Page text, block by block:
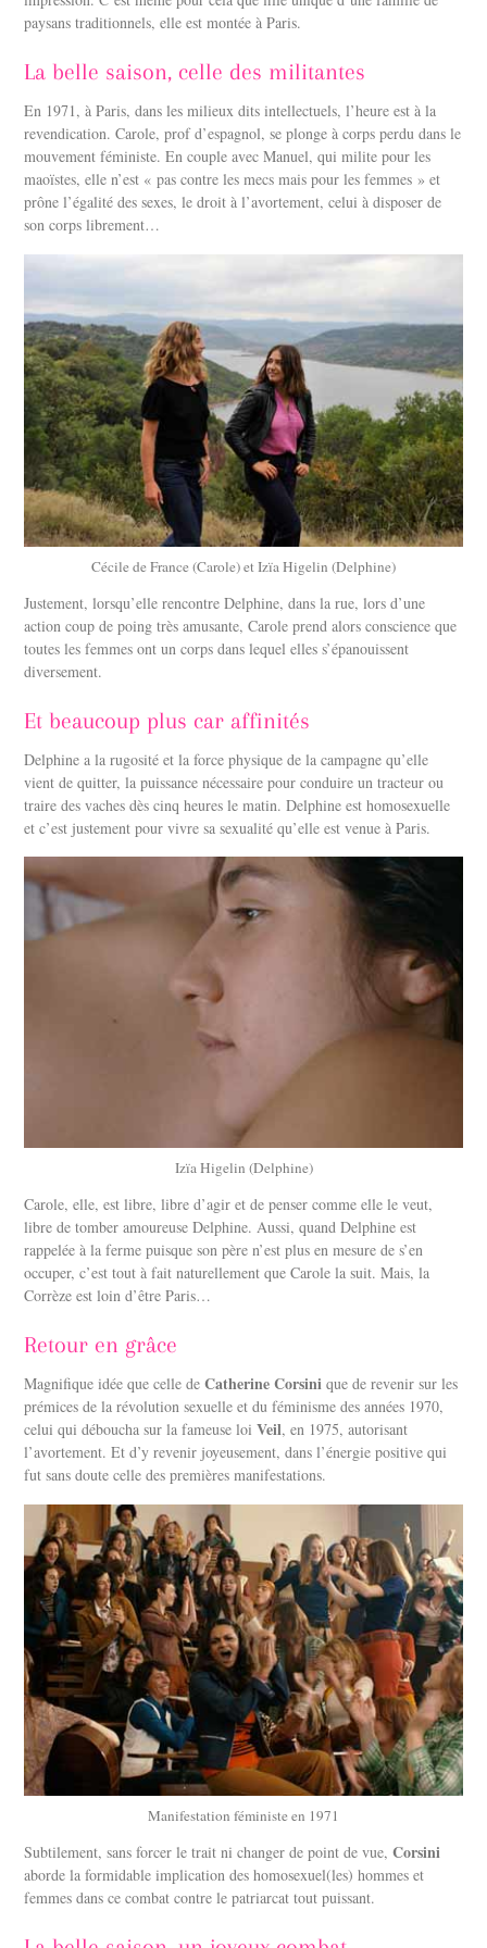
paysans traditionnels, elle est montée à Paris.
La belle saison, celle des militantes
En 1971, à Paris, dans les milieux dits intellectuels, l’heure est à la
revendication. Carole, prof d’espagnol, se plonge à corps perdu dans le
mouvement féministe. En couple avec Manuel, qui milite pour les
maoïstes, elle n’est « pas contre les mecs mais pour les femmes » et
prône l’égalité des sexes, le droit à l’avortement, celui à disposer de
son corps librement…
Cécile de France (Carole) et Izïa Higelin (Delphine)
Justement, lorsqu’elle rencontre Delphine, dans la rue, lors d’une
action coup de poing très amusante, Carole prend alors conscience que
toutes les femmes ont un corps dans lequel elles s’épanouissent
diversement.
Et beaucoup plus car affinités
Delphine a la rugosité et la force physique de la campagne qu’elle
vient de quitter, la puissance nécessaire pour conduire un tracteur ou
traire des vaches dès cinq heures le matin. Delphine est homosexuelle
et c’est justement pour vivre sa sexualité qu’elle est venue à Paris.
Izïa Higelin (Delphine)
Carole, elle, est libre, libre d’agir et de penser comme elle le veut,
libre de tomber amoureuse Delphine. Aussi, quand Delphine est
rappelée à la ferme puisque son père n’est plus en mesure de s’en
occuper, c’est tout à fait naturellement que Carole la suit. Mais, la
Corrèze est loin d’être Paris…
Retour en grâce
Magnifique idée que celle deCatherine Corsini que de revenir sur les
prémices de la révolution sexuelle et du féminisme des années 1970,
celui qui déboucha sur la fameuse loiVeil, en 1975, autorisant
l’avortement. Et d’y revenir joyeusement, dans l’énergie positive qui
fut sans doute celle des premières manifestations.
Manifestation féministe en 1971
Subtilement, sans forcer le trait ni changer de point de vue,Corsini
aborde la formidable implication des homosexuel(les) hommes et
femmes dans ce combat contre le patriarcat tout puissant.